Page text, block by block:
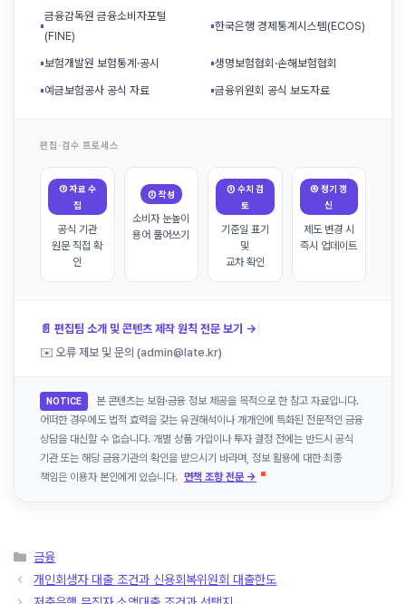
▪
금융감독원 금융소비자포털
(FINE)
▪한국은행 경제통계시스템(ECOS)
▪보험개발원 보험통계·공시 ▪생명보험협회·손해보험협회
▪예금보험공사 공식 자료 ▪금융위원회 공식 보도자료
편집·검수 프로세스
① 자료 수
집
공식 기관
원문 직접 확
인
② 작성
소비자 눈높이
용어 풀어쓰기
③ 수치 검
토
기준일 표기
및
교차 확인
④ 정기 갱
신
제도 변경 시
즉시 업데이트
📄 편집팀 소개 및 콘텐츠 제작 원칙 전문 보기 →
✉️ 오류 제보 및 문의 (admin@late.kr)
NOTICE
본 콘텐츠는 보험·금융 정보 제공을 목적으로 한 참고 자료입니다.
어떠한 경우에도 법적 효력을 갖는 유권해석이나 개개인에 특화된 전문적인 금융
상담을 대신할 수 없습니다. 개별 상품 가입이나 투자 결정 전에는 반드시 공식
기관 또는 해당 금융기관의 확인을 받으시기 바라며, 정보 활용에 대한 최종
책임은 이용자 본인에게 있습니다. 면책 조항 전문 →
카
테
고
금융
개인회생자 대출 조건과 신용회복위원회 대출한도